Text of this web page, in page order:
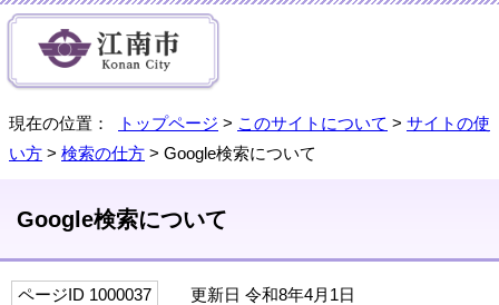
現在の位置： トップページ > このサイトについて > サイトの使
い方 > 検索の仕方 > Google検索について
Google検索について
ページID 1000037 更新日 令和8年4月1日